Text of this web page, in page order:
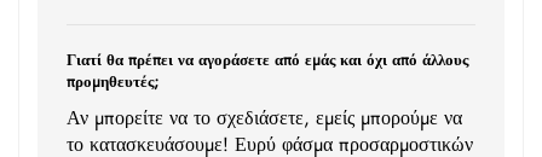
Γιατί θα πρέπει να αγοράσετε από εμάς και όχι από άλλους
προμηθευτές;
Αν μπορείτε να το σχεδιάσετε, εμείς μπορούμε να
το κατασκευάσουμε! Ευρύ φάσμα προσαρμοστικών